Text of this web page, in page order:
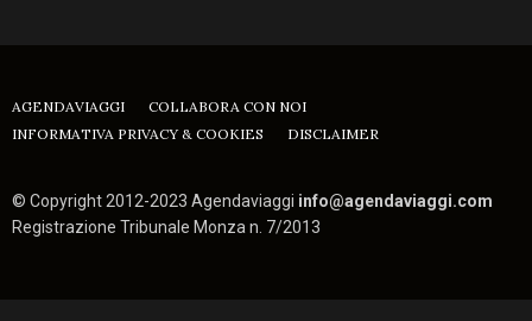
AGENDAVIAGGI
COLLABORA CON NOI
INFORMATIVA PRIVACY & COOKIES
DISCLAIMER
© Copyright 2012-2023 Agendaviaggi info@agendaviaggi.com
Registrazione Tribunale Monza n. 7/2013